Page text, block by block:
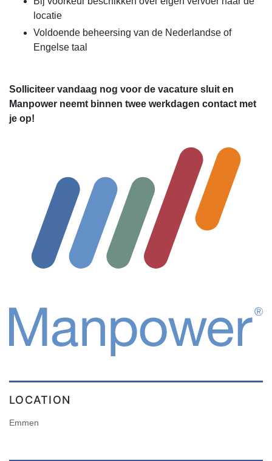
locatie
Voldoende beheersing van de Nederlandse of
Engelse taal
Solliciteer vandaag nog voor de vacature sluit en
Manpower neemt binnen twee werkdagen contact met
je op!
LOCATION
Emmen